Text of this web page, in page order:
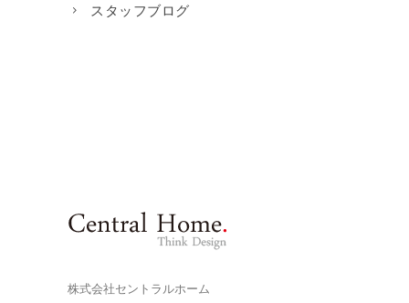
スタッフブログ
株式会社セントラルホーム